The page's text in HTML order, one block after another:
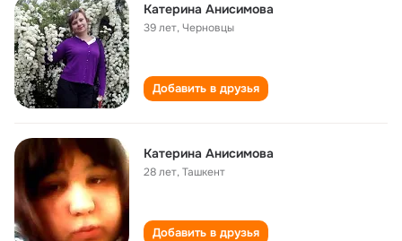
Катерина Анисимова
39 лет,Черновцы
Добавить в друзья
Катерина Анисимова
28 лет,Ташкент
Добавить в друзья